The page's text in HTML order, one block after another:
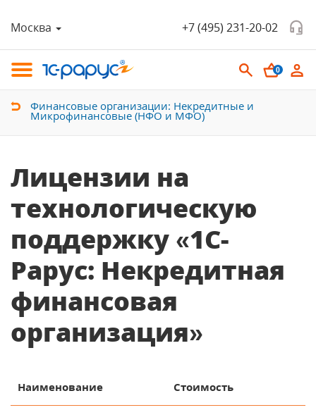
Москва +7 (495) 231-20-02
0
Финансовые организации: Некредитные и
Микрофинансовые (НФО и МФО)
Лицензии на
технологическую
поддержку «1С-
Рарус: Некредитная
финансовая
организация»
Наименование Стоимость